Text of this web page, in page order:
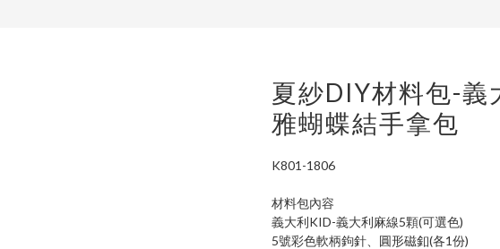
夏紗DIY材料包-義
雅蝴蝶結手拿包
K801-1806
材料包內容
義大利KID-義大利麻線5顆(可選色)
5號彩色軟柄鉤針、圓形磁釦(各1份)